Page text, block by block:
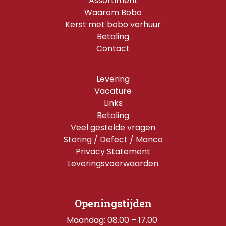
Waarom Bobo
Kerst met bobo verhuur
Betaling
Contact
Levering
Vacature
Links
Betaling
Veel gestelde vragen
Storing / Defect / Manco
Privacy Statement
Leveringsvoorwaarden
Openingstijden
Maandag: 08.00 – 17.00